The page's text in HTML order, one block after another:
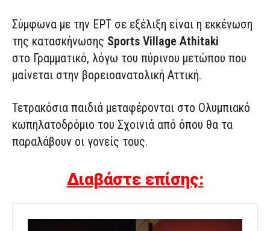
Σύμφωνα με την ΕΡΤ σε εξέλιξη είναι η εκκένωση
της κατασκήνωσης Sports Village Athitaki
στο Γραμματικό, λόγω του πύρινου μετώπου που
μαίνεται στην βορειοανατολική Αττική.
Τετρακόσια παιδιά μεταφέρονται στο Ολυμπιακό
κωπηλατοδρόμιο του Σχοινιά από όπου θα τα
παραλάβουν οι γονείς τους.
Διαβάστε επίσης: